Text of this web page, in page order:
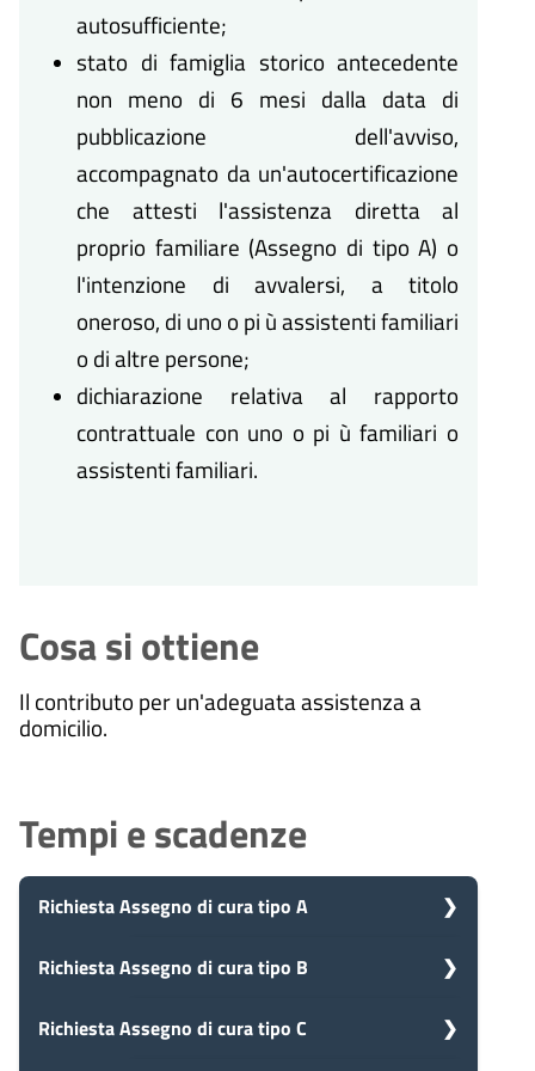
autosufficiente;
stato di famiglia storico antecedente
non meno di 6 mesi dalla data di
pubblicazione dell'avviso,
accompagnato da un'autocertificazione
che attesti l'assistenza diretta al
proprio familiare (Assegno di tipo A) o
l'intenzione di avvalersi, a titolo
oneroso, di uno o pi ù assistenti familiari
o di altre persone;
dichiarazione relativa al rapporto
contrattuale con uno o pi ù familiari o
assistenti familiari.
Cosa si ottiene
Il contributo per un'adeguata assistenza a
domicilio.
Tempi e scadenze
Richiesta Assegno di cura tipo A
5 Presa in carico
richiesta, il comune avvia il
procedimento e prenderà in carico
Richiesta Assegno di cura tipo B
5 Presa in carico
Richiesta Assegno di cura tipo C